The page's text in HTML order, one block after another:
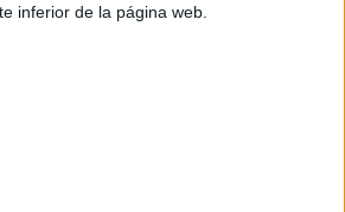
inferior de la página web.